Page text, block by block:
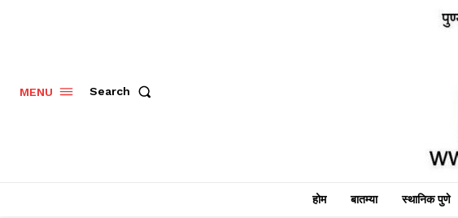
MENU Search
होम बातम्या स्थानिक पुणे